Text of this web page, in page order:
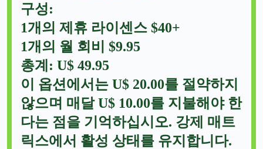
구성:
1개의 제휴 라이센스 $40+
1개의 월 회비 $9.95
총계: U$ 49.95
이 옵션에서는 U$ 20.00를 절약하지
않으며 매달 U$ 10.00를 지불해야 한
다는 점을 기억하십시오. 강제 매트
릭스에서 활성 상태를 유지합니다.